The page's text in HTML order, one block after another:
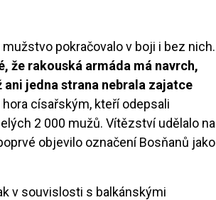
pokračovalo v boji i bez nich.
že rakouská armáda má navrch,
jedna strana nebrala zajatce
hora císařským, kteří odepsali
2 000 mužů. Vítězství udělalo na
objevilo označení Bosňanů jako
v souvislosti s balkánskými